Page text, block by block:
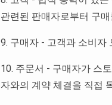
관련된 판매자로부터 구
9. 구매자 - 고객과 소비자
10. 주문서 - 구매자가 스
자와의 계약 체결을 직접